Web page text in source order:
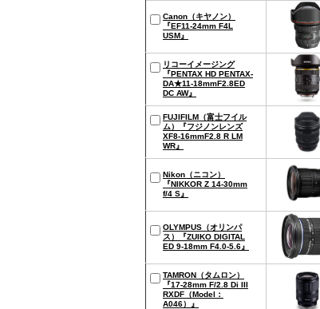
Canon（キヤノン）
『EF11-24mm F4L
USM』
リコーイメージング
『PENTAX HD PENTAX-
DA★11-18mmF2.8ED
DC AW』
FUJIFILM（富士フイル
ム）『フジノンレンズ
XF8-16mmF2.8 R LM
WR』
Nikon（ニコン）
『NIKKOR Z 14-30mm
f/4 S』
OLYMPUS（オリンパ
ス）『ZUIKO DIGITAL
ED 9-18mm F4.0-5.6』
TAMRON（タムロン）
『17-28mm F/2.8 Di III
RXDF（Model：
A046）』